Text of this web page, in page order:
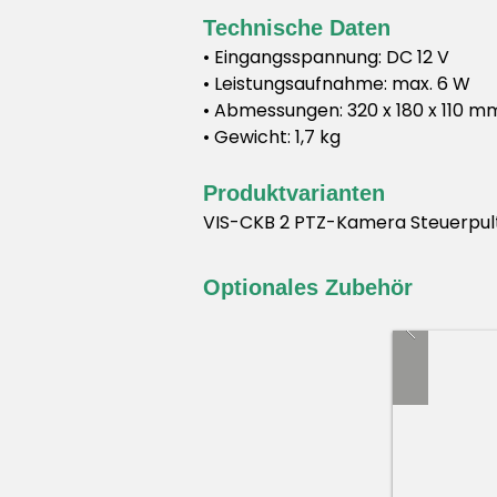
Technische Daten
• Eingangsspannung: DC 12 V
• Leistungsaufnahme: max. 6 W
• Abmessungen: 320 x 180 x 110
• Gewicht: 1,7 kg
Produktvarianten
VIS-CKB 2 PTZ-Kamera
Optionales Zubehör